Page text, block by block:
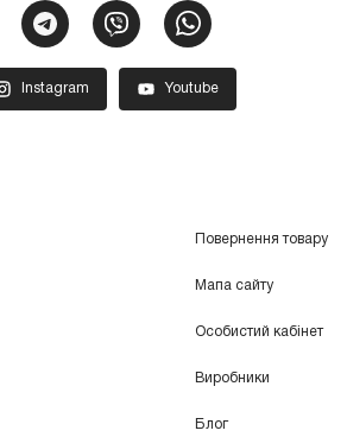
Instagram Youtube
Повернення товару
Мапа сайту
Особистий кабінет
Виробники
Блог